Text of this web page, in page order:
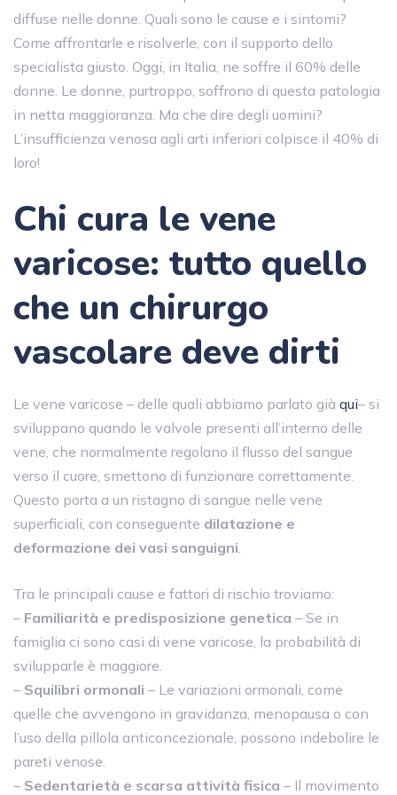
diffuse nelle donne. Quali sono le cause e i sintomi?
Come affrontarle e risolverle, con il supporto dello
specialista giusto. Oggi, in Italia, ne soffre il 60% delle
donne. Le donne, purtroppo, soffrono di questa patologia
in netta maggioranza. Ma che dire degli uomini?
L’insufficienza venosa agli arti inferiori colpisce il 40% di
loro!
Chi cura le vene
varicose: tutto quello
che un chirurgo
vascolare deve dirti
Le vene varicose – delle quali abbiamo parlato già qui– si
sviluppano quando le valvole presenti all’interno delle
vene, che normalmente regolano il flusso del sangue
verso il cuore, smettono di funzionare correttamente.
Questo porta a un ristagno di sangue nelle vene
superficiali, con conseguente dilatazione e
deformazione dei vasi sanguigni.
Tra le principali cause e fattori di rischio troviamo:
– Familiarità e predisposizione genetica – Se in
famiglia ci sono casi di vene varicose, la probabilità di
svilupparle è maggiore.
– Squilibri ormonali – Le variazioni ormonali, come
quelle che avvengono in gravidanza, menopausa o con
l’uso della pillola anticoncezionale, possono indebolire le
pareti venose.
– Sedentarietà e scarsa attività fisica – Il movimento